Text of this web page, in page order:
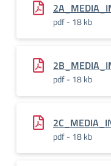
pdf - 18 kb
pdf - 18 kb
pdf - 18 kb